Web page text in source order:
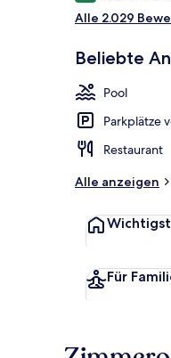
Alle 2.029
Beliebte
Pool
Parkplätze
Restaurant
Alle anzeigen
Für